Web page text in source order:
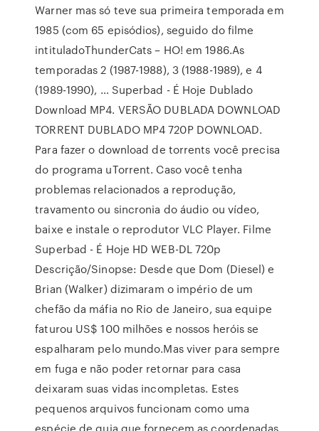
Warner mas só teve sua primeira temporada em
1985 (com 65 episódios), seguido do filme
intituladoThunderCats – HO! em 1986.As
temporadas 2 (1987-1988), 3 (1988-1989), e 4
(1989-1990), … Superbad - É Hoje Dublado
Download MP4. VERSÃO DUBLADA DOWNLOAD
TORRENT DUBLADO MP4 720P DOWNLOAD.
Para fazer o download de torrents você precisa
do programa uTorrent. Caso você tenha
problemas relacionados a reprodução,
travamento ou sincronia do áudio ou vídeo,
baixe e instale o reprodutor VLC Player. Filme
Superbad - É Hoje HD WEB-DL 720p
Descrição/Sinopse: Desde que Dom (Diesel) e
Brian (Walker) dizimaram o império de um
chefão da máfia no Rio de Janeiro, sua equipe
faturou US$ 100 milhões e nossos heróis se
espalharam pelo mundo.Mas viver para sempre
em fuga e não poder retornar para casa
deixaram suas vidas incompletas. Estes
pequenos arquivos funcionam como uma
espécie de guia que fornecem as coordenadas